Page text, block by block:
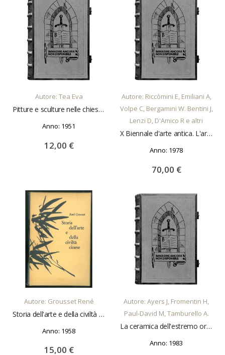
AGGIUNGI AL CARRELLO
Autore: Tea Eva
Pitture e sculture nelle chiese di Milano. A cura del banco Ambrosiano
Anno: 1951
12,00 €
AGGIUNGI AL CARRELLO
Autore: Riccòmini E, Emiliani A,
Volpe C, Bergamini W. Bentini J,
Lenzi D, D'Amico R e altri
X Biennale d'arte antica. L'arte del settecento emiliano. La pittura, l'accademia Clementina; L'arte a Parma, dai Farnese ai Borbone; L'arredo sacro e profano, la raccolta Zambeccari; Architettura e scenografia, pittura del paesaggio; L'arte neoclassica a
Anno: 1978
70,00 €
AGGIUNGI AL CARRELLO
Autore: Grousset René
Storia dell'arte e della civiltà cinese
Anno: 1958
15,00 €
AGGIUNGI AL CARRELLO
Autore: Ayers J, Fromentin H,
Paul-David M, Tamburello A.
La ceramica dell'estremo oriente
Anno: 1983